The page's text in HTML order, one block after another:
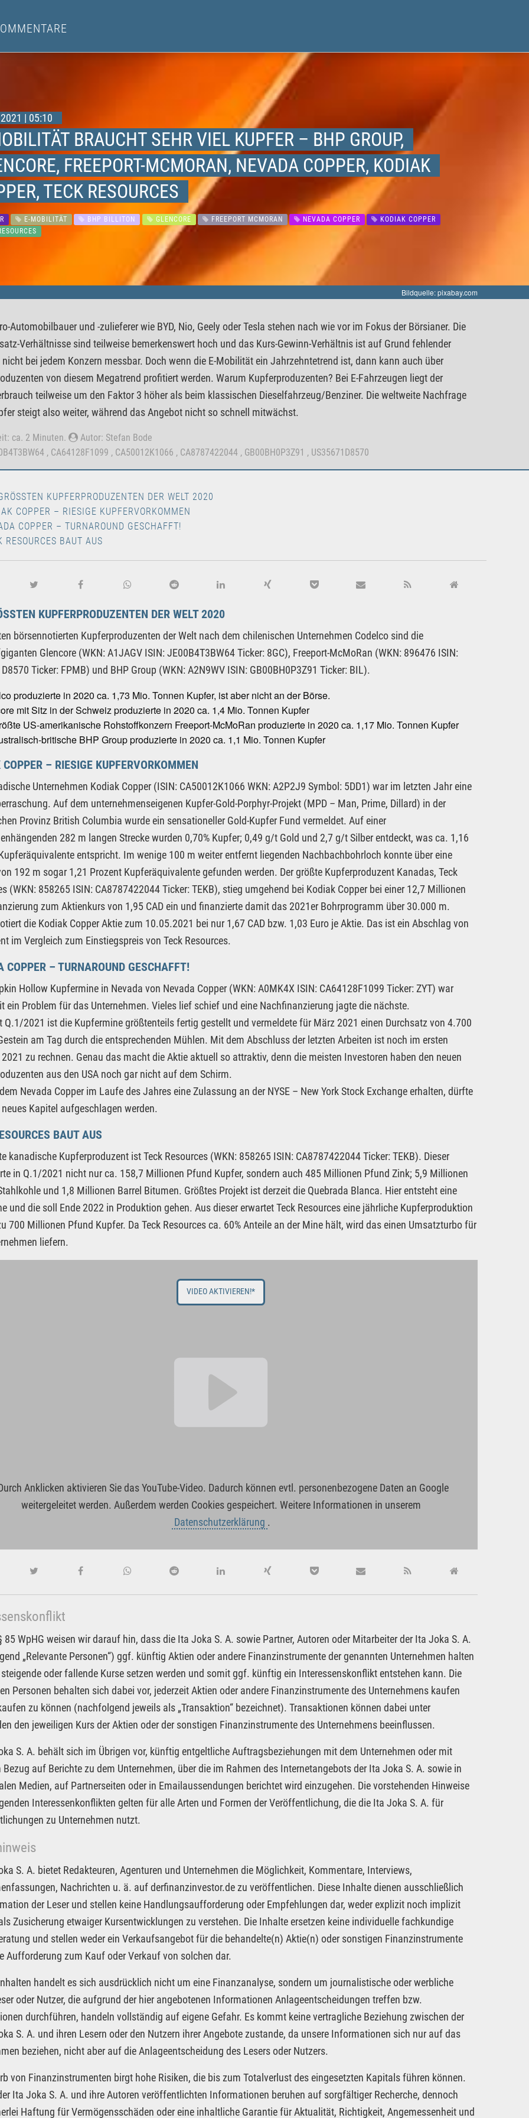
| 05:10
BRAUCHT SEHR VIEL KUPFER – BHP GROUP,
FREEPORT-MCMORAN, NEVADA COPPER, KODIAK
TECK RESOURCES
E-MOBILITÄT BHP BILLITON GLENCORE FREEPORT MCMORAN NEVADA COPPER
KODIAK COPPER
Bildquelle: pixabay.com
Automobilbauer und -zulieferer wie BYD, Nio, Geely oder Tesla stehen nach wie vor im Fokus der Börsianer. Die
Verhältnisse sind teilweise bemerkenswert hoch und das Kurs-Gewinn-Verhältnis ist auf Grund fehlender
nicht bei jedem Konzern messbar. Doch wenn die E-Mobilität ein Jahrzehntetrend ist, dann kann auch über
von diesem Megatrend profitiert werden. Warum Kupferproduzenten? Bei E-Fahrzeugen liegt der
teilweise um den Faktor 3 höher als beim klassischen Dieselfahrzeug/Benziner. Die weltweite Nachfrage
steigt also weiter, während das Angebot nicht so schnell mitwächst.
ca. 2 Minuten.
Autor: Stefan Bode
, CA64128F1099 , CA50012K1066 , CA8787422044 , GB00BH0P3Z91 , US35671D8570
KUPFERPRODUZENTEN DER WELT 2020
COPPER – RIESIGE KUPFERVORKOMMEN
COPPER – TURNAROUND GESCHAFFT!
RESOURCES BAUT AUS
KUPFERPRODUZENTEN DER WELT 2020
börsennotierten Kupferproduzenten der Welt nach dem chilenischen Unternehmen Codelco sind die
Glencore (WKN: A1JAGV ISIN: JE00B4T3BW64 Ticker: 8GC), Freeport-McMoRan (WKN: 896476 ISIN:
Ticker: FPMB) und BHP Group (WKN: A2N9WV ISIN: GB00BH0P3Z91 Ticker: BIL).
produzierte in 2020 ca. 1,73 Mio. Tonnen Kupfer, ist aber nicht an der Börse.
mit Sitz in der Schweiz produzierte in 2020 ca. 1,4 Mio. Tonnen Kupfer
US-amerikanische Rohstoffkonzern Freeport-McMoRan produzierte in 2020 ca. 1,17 Mio. Tonnen Kupfer
britische BHP Group produzierte in 2020 ca. 1,1 Mio. Tonnen Kupfer
– RIESIGE KUPFERVORKOMMEN
Unternehmen Kodiak Copper (ISIN: CA50012K1066 WKN: A2P2J9 Symbol: 5DD1) war im letzten Jahr eine
Auf dem unternehmenseigenen Kupfer-Gold-Porphyr-Projekt (MPD – Man, Prime, Dillard) in der
Provinz British Columbia wurde ein sensationeller Gold-Kupfer Fund vermeldet. Auf einer
282 m langen Strecke wurden 0,70% Kupfer; 0,49 g/t Gold und 2,7 g/t Silber entdeckt, was ca. 1,16
entspricht. Im wenige 100 m weiter entfernt liegenden Nachbachbohrloch konnte über eine
192 m sogar 1,21 Prozent Kupferäquivalente gefunden werden. Der größte Kupferproduzent Kanadas, Teck
(WKN: 858265 ISIN: CA8787422044 Ticker: TEKB), stieg umgehend bei Kodiak Copper bei einer 12,7 Millionen
zum Aktienkurs von 1,95 CAD ein und finanzierte damit das 2021er Bohrprogramm über 30.000 m.
die Kodiak Copper Aktie zum 10.05.2021 bei nur 1,67 CAD bzw. 1,03 Euro je Aktie. Das ist ein Abschlag von
im Vergleich zum Einstiegspreis von Teck Resources.
COPPER – TURNAROUND GESCHAFFT!
Hollow Kupfermine in Nevada von Nevada Copper (WKN: A0MK4X ISIN: CA64128F1099 Ticker: ZYT) war
ein Problem für das Unternehmen. Vieles lief schief und eine Nachfinanzierung jagte die nächste.
Q.1/2021 ist die Kupfermine größtenteils fertig gestellt und vermeldete für März 2021 einen Durchsatz von 4.700
am Tag durch die entsprechenden Mühlen. Mit dem Abschluss der letzten Arbeiten ist noch im ersten
zu rechnen. Genau das macht die Aktie aktuell so attraktiv, denn die meisten Investoren haben den neuen
aus den USA noch gar nicht auf dem Schirm.
Nevada Copper im Laufe des Jahres eine Zulassung an der NYSE – New York Stock Exchange erhalten, dürfte
Kapitel aufgeschlagen werden.
BAUT AUS
kanadische Kupferproduzent ist Teck Resources (WKN: 858265 ISIN: CA8787422044 Ticker: TEKB). Dieser
in Q.1/2021 nicht nur ca. 158,7 Millionen Pfund Kupfer, sondern auch 485 Millionen Pfund Zink; 5,9 Millionen
und 1,8 Millionen Barrel Bitumen. Größtes Projekt ist derzeit die Quebrada Blanca. Hier entsteht eine
und die soll Ende 2022 in Produktion gehen. Aus dieser erwartet Teck Resources eine jährliche Kupferproduktion
700 Millionen Pfund Kupfer. Da Teck Resources ca. 60% Anteile an der Mine hält, wird das einen Umsatzturbo für
liefern.
VIDEO AKTIVIEREN!*
Anklicken aktivieren Sie das YouTube-Video. Dadurch können evtl. personenbezogene Daten an Google
weitergeleitet werden. Außerdem werden Cookies gespeichert. Weitere Informationen in unserem
Datenschutzerklärung .
85 WpHG weisen wir darauf hin, dass die Ita Joka S. A. sowie Partner, Autoren oder Mitarbeiter der Ita Joka S. A.
„Relevante Personen“) ggf. künftig Aktien oder andere Finanzinstrumente der genannten Unternehmen halten
oder fallende Kurse setzen werden und somit ggf. künftig ein Interessenskonflikt entstehen kann. Die
Personen behalten sich dabei vor, jederzeit Aktien oder andere Finanzinstrumente des Unternehmens kaufen
zu können (nachfolgend jeweils als „Transaktion“ bezeichnet). Transaktionen können dabei unter
den jeweiligen Kurs der Aktien oder der sonstigen Finanzinstrumente des Unternehmens beeinflussen.
S. A. behält sich im Übrigen vor, künftig entgeltliche Auftragsbeziehungen mit dem Unternehmen oder mit
Bezug auf Berichte zu dem Unternehmen, über die im Rahmen des Internetangebots der Ita Joka S. A. sowie in
Medien, auf Partnerseiten oder in Emailaussendungen berichtet wird einzugehen. Die vorstehenden Hinweise
Interessenkonflikten gelten für alle Arten und Formen der Veröffentlichung, die die Ita Joka S. A. für
zu Unternehmen nutzt.
S. A. bietet Redakteuren, Agenturen und Unternehmen die Möglichkeit, Kommentare, Interviews,
Nachrichten u. ä. auf derfinanzinvestor.de zu veröffentlichen. Diese Inhalte dienen ausschließlich
der Leser und stellen keine Handlungsaufforderung oder Empfehlungen dar, weder explizit noch implizit
Zusicherung etwaiger Kursentwicklungen zu verstehen. Die Inhalte ersetzen keine individuelle fachkundige
und stellen weder ein Verkaufsangebot für die behandelte(n) Aktie(n) oder sonstigen Finanzinstrumente
Aufforderung zum Kauf oder Verkauf von solchen dar.
handelt es sich ausdrücklich nicht um eine Finanzanalyse, sondern um journalistische oder werbliche
oder Nutzer, die aufgrund der hier angebotenen Informationen Anlageentscheidungen treffen bzw.
durchführen, handeln vollständig auf eigene Gefahr. Es kommt keine vertragliche Beziehung zwischen der
S. A. und ihren Lesern oder den Nutzern ihrer Angebote zustande, da unsere Informationen sich nur auf das
beziehen, nicht aber auf die Anlageentscheidung des Lesers oder Nutzers.
von Finanzinstrumenten birgt hohe Risiken, die bis zum Totalverlust des eingesetzten Kapitals führen können.
Ita Joka S. A. und ihre Autoren veröffentlichten Informationen beruhen auf sorgfältiger Recherche, dennoch
Haftung für Vermögensschäden oder eine inhaltliche Garantie für Aktualität, Richtigkeit, Angemessenheit und